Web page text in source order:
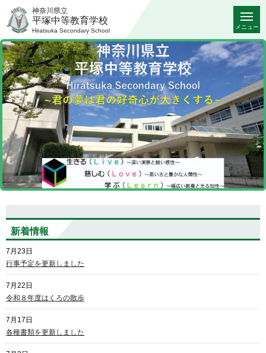
神奈川県立
平塚中等教育学校
Hiratsuka Secondary School
メニュー
新着情報
7月23日
行事予定を更新しました
7月22日
令和８年度はくろの散歩
7月17日
各種書類を更新しました